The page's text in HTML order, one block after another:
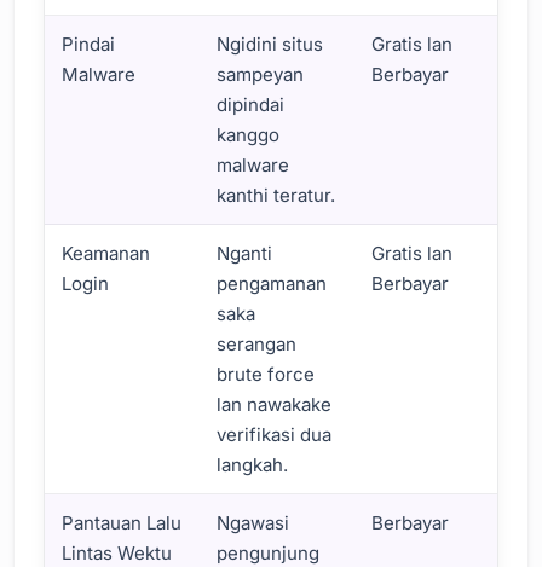
Pindai
Malware
Ngidini situs
sampeyan
dipindai
kanggo
malware
kanthi teratur.
Gratis lan
Berbayar
Keamanan
Login
Nganti
pengamanan
saka
serangan
brute force
lan nawakake
verifikasi dua
langkah.
Gratis lan
Berbayar
Pantauan Lalu
Lintas Wektu
Ngawasi
pengunjung
Berbayar